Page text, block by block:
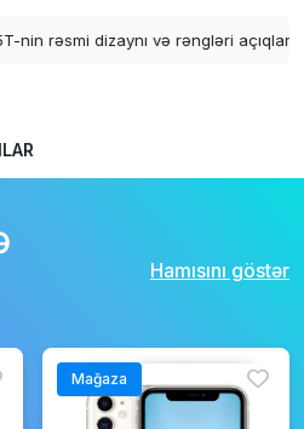
açıqlandı WhatsApp üçün
Hamısını göstər
Mağaza